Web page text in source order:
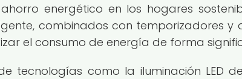
energético en los hogares
combinados con temporizadores y
el consumo de energía de forma
tecnologías como la iluminación LED